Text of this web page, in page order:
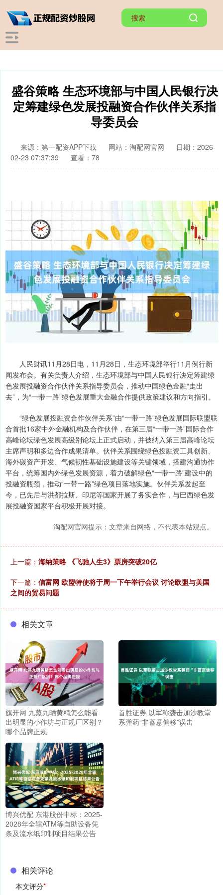
盛谷策略 生态环境部与中国人民银行决
定筹建绿色发展投融资合作伙伴关系指
导委员会
来源：第一配资APP下载 网站：淘配网官网
日期：2026-
02-23 07:37:39
查看：78
人民财讯11月28日电，11月28日，生态环境部举行11月例行新
闻发布会。有关负责人介绍，生态环境部与中国人民银行决定筹建绿
色发展投融资合作伙伴关系指导委员会，推动中国绿色金融“走出
去”，为“一带一路”绿色发展重大金融合作提供政策建议和方向指引。
“绿色发展投融资合作伙伴关系”由“一带一路”绿色发展国际联盟联
合首批16家中外金融机构及合作伙伴，在第三届“一带一路”国际合作
高峰论坛绿色发展高级别论坛上正式启动，并被纳入第三届高峰论坛
主席声明和多边合作成果清单。伙伴关系围绕绿色投融资工具创新、
海外碳资产开发、气候韧性基础设施建设等关键领域，搭建沟通协作
平台，统筹国内外绿色发展资源，着力破解绿色“一带一路”建设中的
投融资瓶颈，推动“一带一路”绿色项目落地实施。伙伴关系发起至
今，已先后与洪都拉斯、印尼等国家开展了务实合作，与巴西绿色发
展投融资国家平台积极开展对接。
淘配网官网提示：文章来自网络，不代表本站观点。
上一篇： 海纳策略 《飞驰人生3》票房突破20亿
下一篇： 信富网 欧盟特使将于周一下午举行会议 讨论欧盟与美国
之间的贸易问题
相关文章
旗开网 九蒸九晒黄精怎么能看
出明显的小作坊与正规厂区别？
哪个品牌正规
首胜证券 以军称袭击加沙教堂
系弹药“非蓄意偏移”误击
博兴优配 东港股份中标：2025-
2028年全辖ATM等自助设备凭
条及流水纸印制项目结果公告
相关评论
本文评分*